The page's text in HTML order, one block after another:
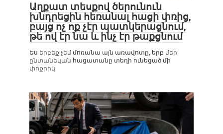
Աղքատ տեսքով ծերունուն
խնդրեցին հեռանալ հացի փռից,
բայց ոչ ոք չէր պատկերացնում,
թե ով էր նա և ինչ էր թաքցնում
Ես երբեք չեմ մոռանա այն առավոտը, երբ մեր
ընտանեկան հացատանը տեղի ունեցած մի
փոքրիկ